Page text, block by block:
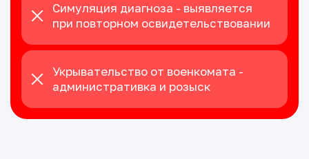
Симуляция диагноза - выявляется
при повторном освидетельствовании
Укрывательство от военкомата -
административка и розыск